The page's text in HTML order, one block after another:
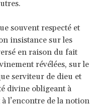
souvent respecté et
insistance sur les
en raison du fait
révélées, sur le
serviteur de dieu et
divine obligeant à
l’encontre de la notion